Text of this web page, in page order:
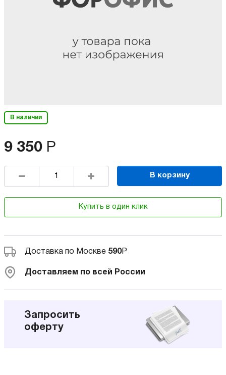
В наличии
9 350 Р
В корзину
Купить в один клик
Доставка по Москве 590Р
Доставляем по всей России
Запросить
оферту